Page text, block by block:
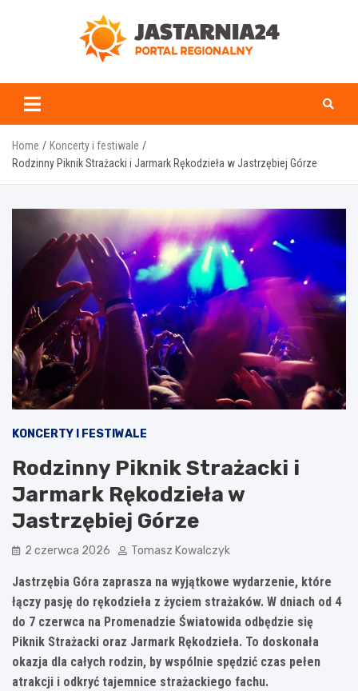
jastarnia24.pl
Home
Koncerty i festiwale
Rodzinny Piknik Strażacki i Jarmark Rękodzieła w Jastrzębiej Górze
KONCERTY I FESTIWALE
Rodzinny Piknik Strażacki i
Jarmark Rękodzieła w
Jastrzębiej Górze
2 czerwca 2026 Tomasz Kowalczyk
Jastrzębia Góra zaprasza na wyjątkowe wydarzenie, które
łączy pasję do rękodzieła z życiem strażaków. W dniach od 4
do 7 czerwca na Promenadzie Światowida odbędzie się
Piknik Strażacki oraz Jarmark Rękodzieła. To doskonała
okazja dla całych rodzin, by wspólnie spędzić czas pełen
atrakcji i odkryć tajemnice strażackiego fachu.